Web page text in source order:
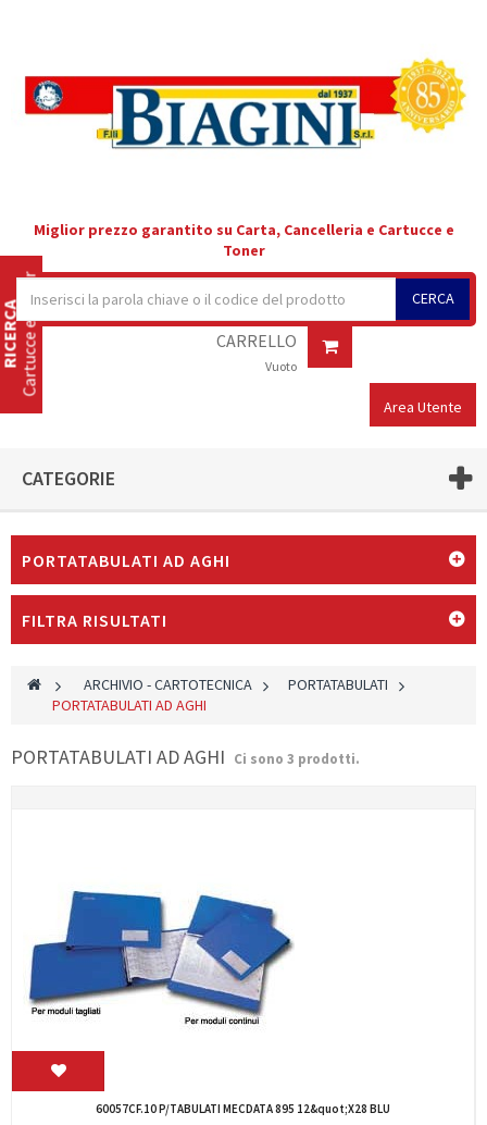
Miglior prezzo garantito su Carta, Cancelleria e Cartucce e
Toner
CERCA
CARRELLO
Vuoto
Area Utente
CATEGORIE
PORTATABULATI AD AGHI
FILTRA RISULTATI
> ARCHIVIO - CARTOTECNICA >
PORTATABULATI
PORTATABULATI AD AGHI
PORTATABULATI AD AGHI Ci sono 3 prodotti.
60057CF.10 P/TABULATI MECDATA 895 12&quot;X28 BLU
Cartucce e Toner